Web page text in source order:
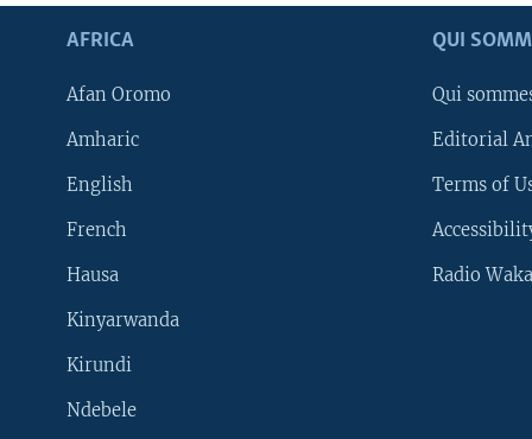
AFRICA
Afan Oromo
Amharic
English
French
Hausa
Kinyarwanda
Kirundi
Ndebele
QUI
Qui
Editorial
Terms of
Radio